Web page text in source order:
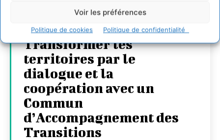
Voir les préférences
Politique de cookies Politique de confidentialité
Transformer les
territoires par le
dialogue et la
coopération avec un
Commun
d’Accompagnement des
Transitions